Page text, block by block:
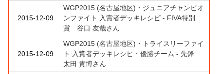
2015-12-09
WGP2015 (名古屋地区)・ジュニアチャンピオ
ンファイト 入賞者デッキレシピ - FIVA特別
賞 谷口 友哉さん
2015-12-09
WGP2015 (名古屋地区)・トライスリーファイ
ト 入賞者デッキレシピ・優勝チーム - 先鋒
太田 貴博さん